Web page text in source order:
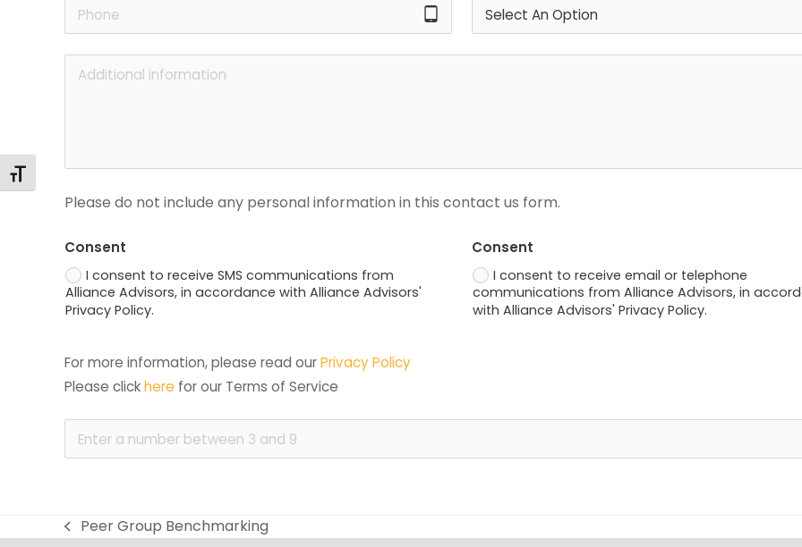
Toggle Font size
tablet_android
Please do not include any personal information in this contact us form.
Consent
I consent to receive SMS communications from
Alliance Advisors, in accordance with Alliance Advisors'
Privacy Policy.
Consent
I consent to receive email or telephone
communications from Alliance Advisors, in
with Alliance Advisors' Privacy Policy.
For more information, please read our Privacy Policy
Please click here for our Terms of Service
previous
Peer Group Benchmarking